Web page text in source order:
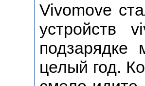
Vivomove
устройств
целый год.